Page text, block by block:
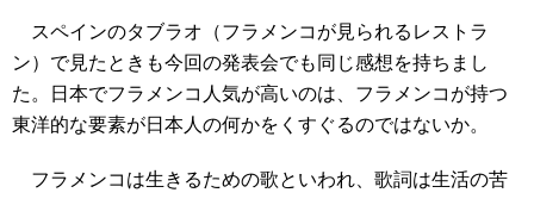
スペインのタブラオ（フラメンコが見られるレストラ
ン）で見たときも今回の発表会でも同じ感想を持ちまし
た。日本でフラメンコ人気が高いのは、フラメンコが持つ
東洋的な要素が日本人の何かをくすぐるのではないか。
フラメンコは生きるための歌といわれ、歌詞は生活の苦